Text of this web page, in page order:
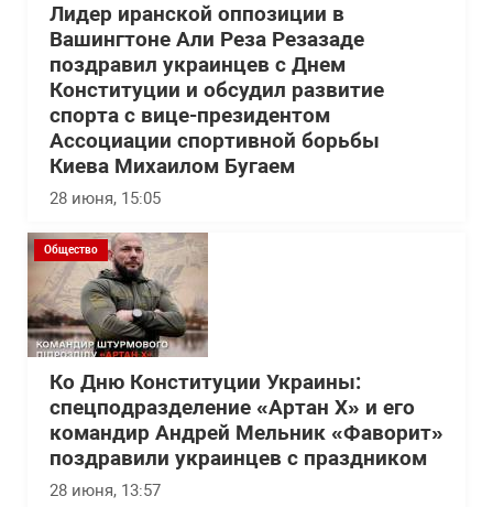
Лидер иранской оппозиции в
Вашингтоне Али Реза Резазаде
поздравил украинцев с Днем
Конституции и обсудил развитие
спорта с вице-президентом
Ассоциации спортивной борьбы
Киева Михаилом Бугаем
28 июня, 15:05
Общество
Ко Дню Конституции Украины:
спецподразделение «Артан Х» и его
командир Андрей Мельник «Фаворит»
поздравили украинцев с праздником
28 июня, 13:57